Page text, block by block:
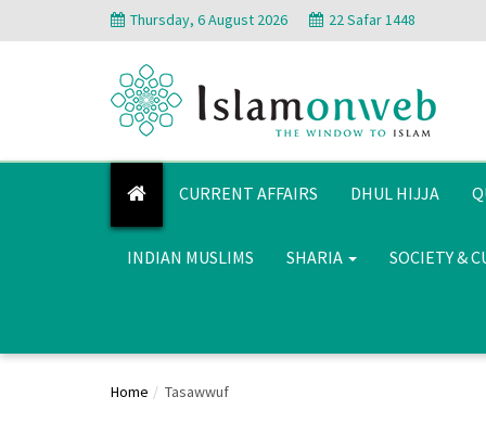
Thursday, 6 August 2026 22 Safar 1448
CURRENT AFFAIRS DHUL HIJJA
INDIAN MUSLIMS SHARIA SOCIETY &
Home Tasawwuf